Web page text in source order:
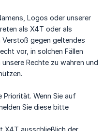
Logos oder unserer
als X4T oder als
gegen geltendes
vor, in solchen Fällen
Rechte zu wahren und
Priorität. Wenn Sie auf
Sie diese bitte
X4T ausschließlich der